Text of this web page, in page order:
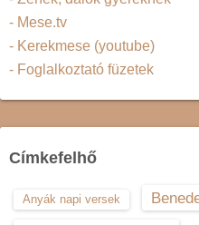
- Mese.tv
- Kerekmese (youtube)
- Foglalkoztató füzetek
Címkefelhő
Anyák napi versek